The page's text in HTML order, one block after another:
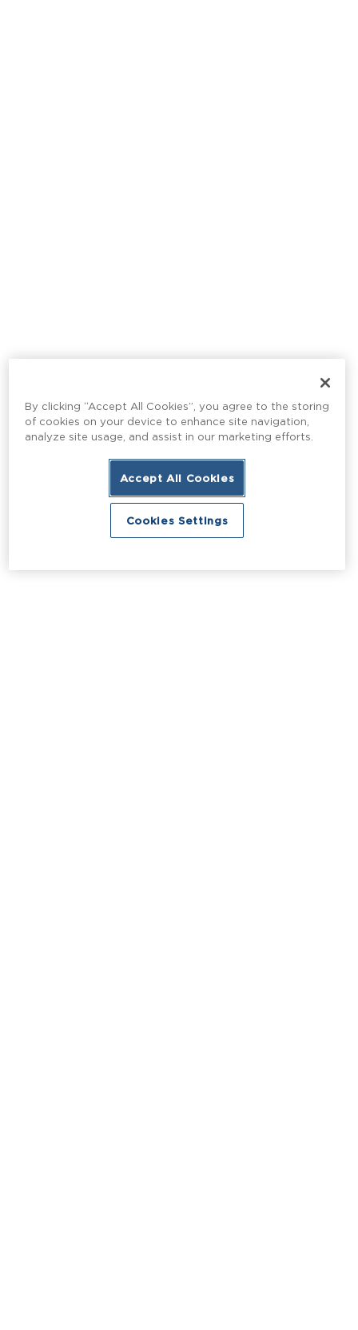
By clicking “Accept All Cookies”, you agree to the storing
of cookies on your device to enhance site navigation,
analyze site usage, and assist in our marketing efforts.
Accept All Cookies
Cookies Settings